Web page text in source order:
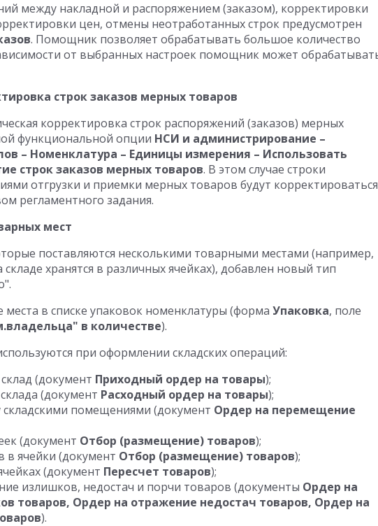
между накладной и распоряжением (заказом), корректировки
цен, отмены неотработанных строк предусмотрен
. Помощник позволяет обрабатывать большое количество
от выбранных настроек помощник может
строк заказов мерных товаров
корректировка строк распоряжений (заказов) мерных
функциональной опции НСИ и администрирование –
– Номенклатура – Единицы измерения – Использовать
строк заказов мерных товаров. В этом случае строки
отгрузки и приемки мерных товаров будут корректироваться
регламентного задания.
мест
поставляются несколькими товарными местами (например,
хранятся в различных ячейках), добавлен новый тип
места в списке упаковок номенклатуры (форма Упаковка, поле
в количестве).
при оформлении складских операций:
(документ Приходный ордер на товары);
(документ Расходный ордер на товары);
помещениями (документ Ордер на перемещение
(документ Отбор (размещение) товаров);
ячейки (документ Отбор (размещение) товаров);
(документ Пересчет товаров);
излишков, недостач и порчи товаров (документы Ордер на
товаров, Ордер на отражение недостач товаров, Ордер на
).